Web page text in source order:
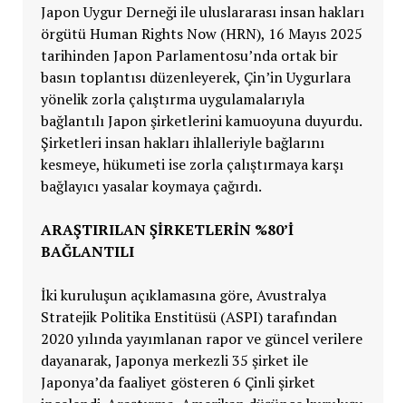
Japon Uygur Derneği ile uluslararası insan hakları
örgütü Human Rights Now (HRN), 16 Mayıs 2025
tarihinden Japon Parlamentosu’nda ortak bir
basın toplantısı düzenleyerek, Çin’in Uygurlara
yönelik zorla çalıştırma uygulamalarıyla
bağlantılı Japon şirketlerini kamuoyuna duyurdu.
Şirketleri insan hakları ihlalleriyle bağlarını
kesmeye, hükumeti ise zorla çalıştırmaya karşı
bağlayıcı yasalar koymaya çağırdı.
ARAŞTIRILAN ŞIRKETLERIN %80’I
BAĞLANTILI
İki kuruluşun açıklamasına göre, Avustralya
Stratejik Politika Enstitüsü (ASPI) tarafından
2020 yılında yayımlanan rapor ve güncel verilere
dayanarak, Japonya merkezli 35 şirket ile
Japonya’da faaliyet gösteren 6 Çinli şirket